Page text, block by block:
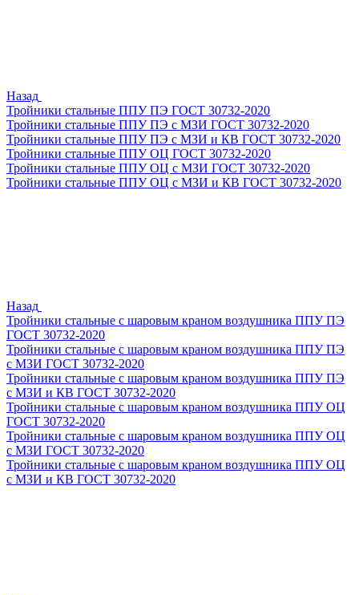
Назад
Тройники стальные ППУ ПЭ ГОСТ 30732-2020
Тройники стальные ППУ ПЭ с МЗИ ГОСТ 30732-2020
Тройники стальные ППУ ПЭ с МЗИ и КВ ГОСТ 30732-2020
Тройники стальные ППУ ОЦ ГОСТ 30732-2020
Тройники стальные ППУ ОЦ с МЗИ ГОСТ 30732-2020
Тройники стальные ППУ ОЦ с МЗИ и КВ ГОСТ 30732-2020
Назад
Тройники стальные с шаровым краном воздушника ППУ ПЭ
ГОСТ 30732-2020
Тройники стальные с шаровым краном воздушника ППУ ПЭ
с МЗИ ГОСТ 30732-2020
Тройники стальные с шаровым краном воздушника ППУ ПЭ
с МЗИ и КВ ГОСТ 30732-2020
Тройники стальные с шаровым краном воздушника ППУ ОЦ
ГОСТ 30732-2020
Тройники стальные с шаровым краном воздушника ППУ ОЦ
с МЗИ ГОСТ 30732-2020
Тройники стальные с шаровым краном воздушника ППУ ОЦ
с МЗИ и КВ ГОСТ 30732-2020